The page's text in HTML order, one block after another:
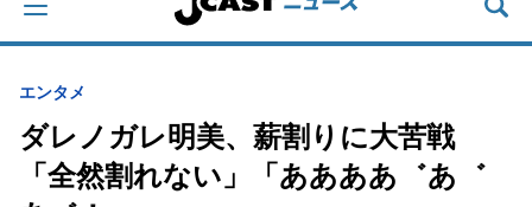
エンタメ
ダレノガレ明美、薪割りに大苦戦
「全然割れない」「ああああ゛あ゛